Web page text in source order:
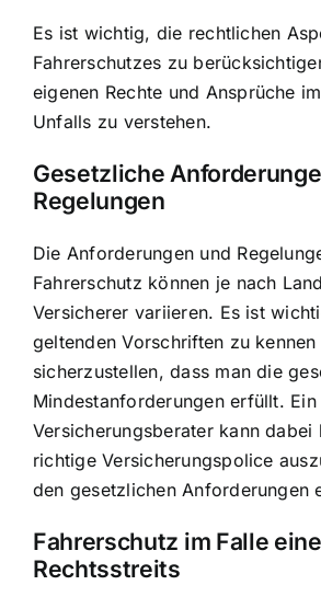
Es ist wichtig, die rechtlichen
Fahrerschutzes zu
eigenen Rechte und Ansprüche
Unfalls zu verstehen.
Gesetzliche
Regelungen
Die Anforderungen und
Fahrerschutz können je nach
Versicherer variieren. Es ist
geltenden Vorschriften zu kennen
sicherzustellen, dass man die
Mindestanforderungen erfüllt.
Versicherungsberater kann dabei
richtige Versicherungspolice
den gesetzlichen Anforderungen
Fahrerschutz im Falle
Rechtsstreits